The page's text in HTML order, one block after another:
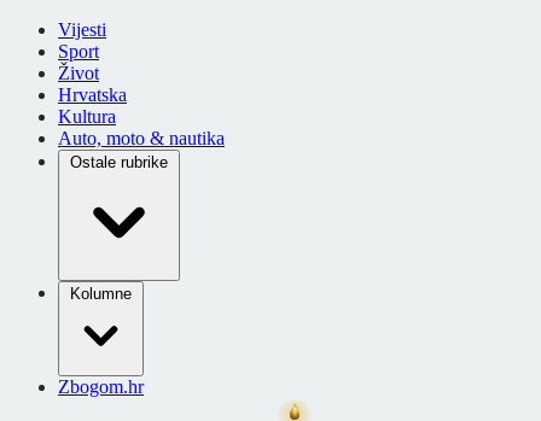
Vijesti
Sport
Život
Hrvatska
Kultura
Auto, moto & nautika
Ostale rubrike
Kolumne
Zbogom.hr